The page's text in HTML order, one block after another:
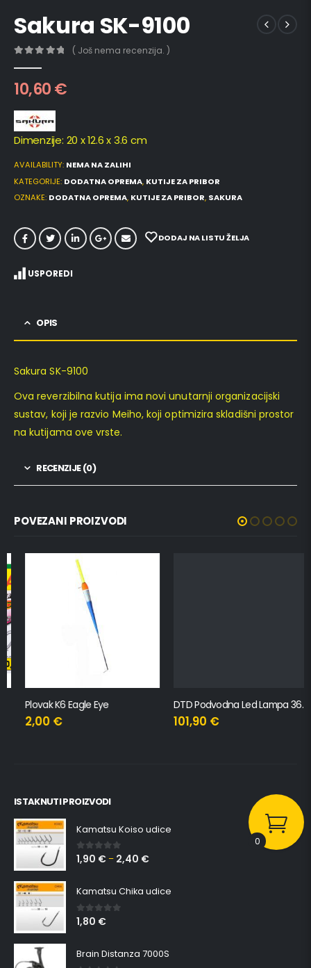
Sakura SK-9100
( Još nema recenzija. )
10,60€
Dimenzije: 20 x 12.6 x 3.6 cm
AVAILABILITY: NEMA NA ZALIHI
KATEGORIJE: DODATNA OPREMA, KUTIJE ZA PRIBOR
OZNAKE: DODATNA OPREMA, KUTIJE ZA PRIBOR, SAKURA
DODAJ NA LISTU ŽELJA
USPOREDI
OPIS
Sakura SK-9100
Ova reverzibilna kutija ima novi unutarnji organizacijski
sustav, koji je razvio Meiho, koji optimizira skladišni prostor
na kutijama ove vrste.
RECENZIJE (0)
POVEZANI PROIZVODI
Plovak K6 Eagle Eye
2,00€
DTD Podvodna Led Lampa 360 – Bijelo svjetlo
101,90€
ISTAKNUTI PROIZVODI
Kamatsu Koiso udice
0 out of 5
1,90 € – 2,40 €
Kamatsu Chika udice
0 out of 5
1,80 €
Brain Distanza 7000S
0